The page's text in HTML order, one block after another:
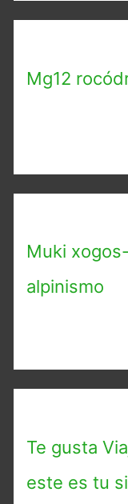
Mg12
Muki
alpinismo
Te gusta
este es tu